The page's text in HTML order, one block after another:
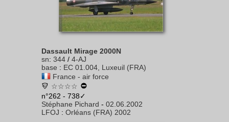
Dassault Mirage 2000N
sn: 344 / 4-AJ
base : EC 01.004, Luxeuil (FRA)
France - air force
☆☆☆☆
n°262 - 738✓
Stéphane Pichard - 02.06.2002
LFOJ : Orléans (FRA) 2002